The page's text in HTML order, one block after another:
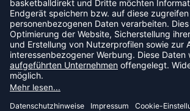
HANDBALLDIREKT-NEWSLETTER UND
NEUIGKEIT ODER AKTION MEHR.
JETZT ANMELDEN